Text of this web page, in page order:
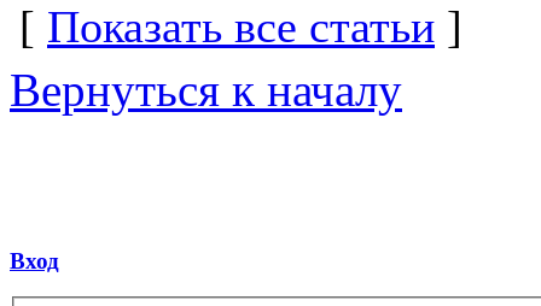
[ Показать все статьи ]
Вернуться к началу
Вход